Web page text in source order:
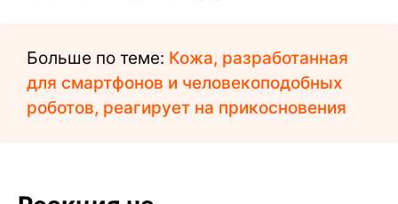
Больше по теме: Кожа, разработанная
для смартфонов и человекоподобных
роботов, реагирует на прикосновения